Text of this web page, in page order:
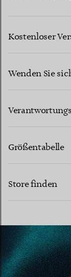
Kostenloser
Wenden Sie
Größentabelle
Store finden
EINEN STORE IN